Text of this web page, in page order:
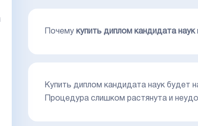
Почему купить диплом кандидата наук
Купить диплом кандидата наук будет
Процедура слишком растянута и